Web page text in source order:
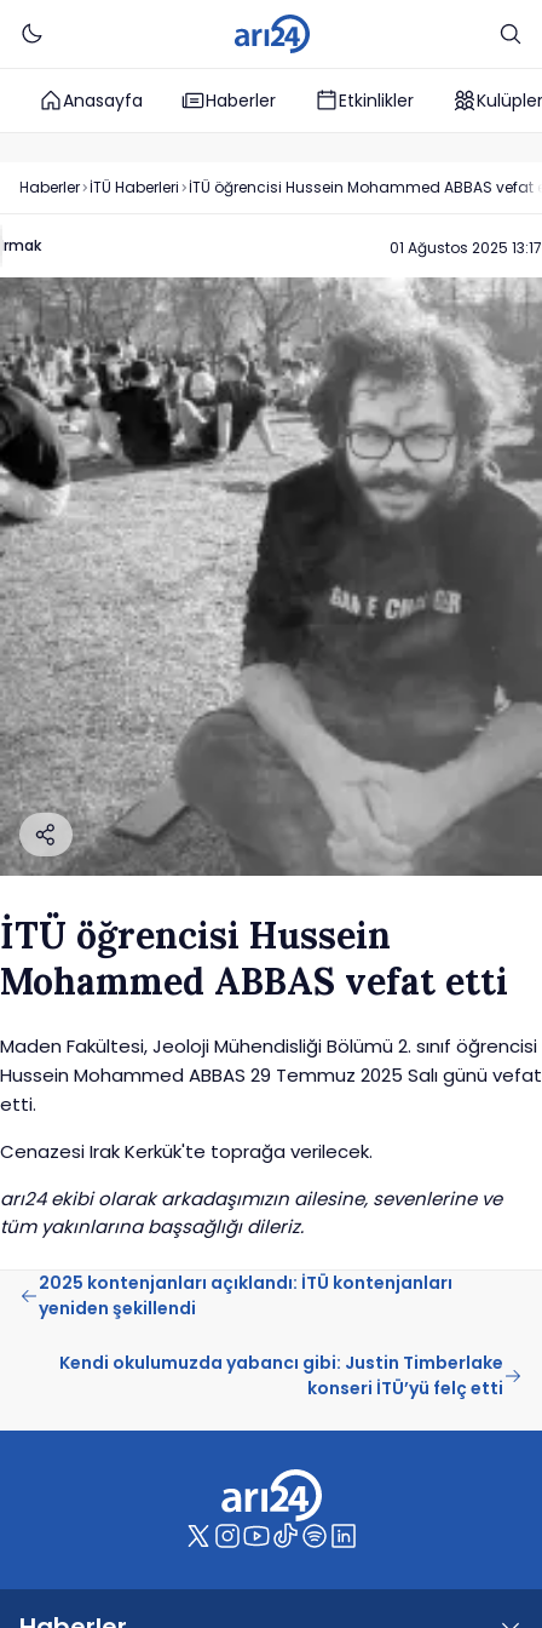
Anasayfa Haberler Etkinlikler Kulüpler
Haberler İTÜ Haberleri İTÜ öğrencisi Hussein Mohammed ABBAS vefat
Irmak 01 Ağustos 2025 13:17
İTÜ öğrencisi Hussein
Mohammed ABBAS vefat etti
Maden Fakültesi, Jeoloji Mühendisliği Bölümü 2. sınıf öğrencisi
Hussein Mohammed ABBAS 29 Temmuz 2025 Salı günü vefat
etti.
Cenazesi Irak Kerkük'te toprağa verilecek.
arı24 ekibi olarak arkadaşımızın ailesine, sevenlerine ve
tüm yakınlarına başsağlığı dileriz.
2025 kontenjanları açıklandı: İTÜ kontenjanları
yeniden şekillendi
Kendi okulumuzda yabancı gibi: Justin Timberlake
konseri İTÜ’yü felç etti